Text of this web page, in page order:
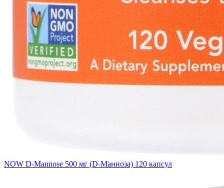
NOW D-Mannose 500 мг (D-Манноза) 120 капсул